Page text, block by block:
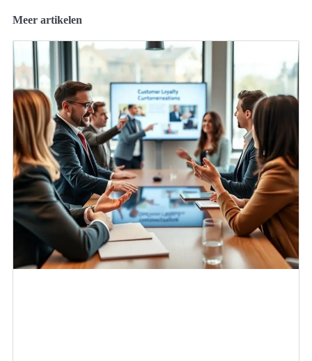
Meer artikelen